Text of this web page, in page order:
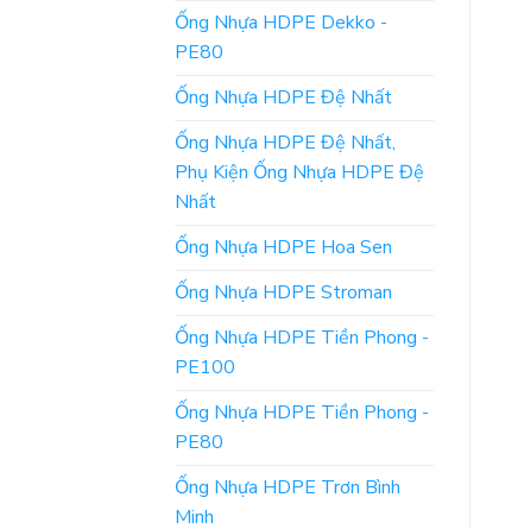
Ống Nhựa HDPE Dekko -
PE80
Ống Nhựa HDPE Đệ Nhất
Ống Nhựa HDPE Đệ Nhất,
Phụ Kiện Ống Nhựa HDPE Đệ
Nhất
Ống Nhựa HDPE Hoa Sen
Ống Nhựa HDPE Stroman
Ống Nhựa HDPE Tiền Phong -
PE100
Ống Nhựa HDPE Tiền Phong -
PE80
Ống Nhựa HDPE Trơn Bình
Minh